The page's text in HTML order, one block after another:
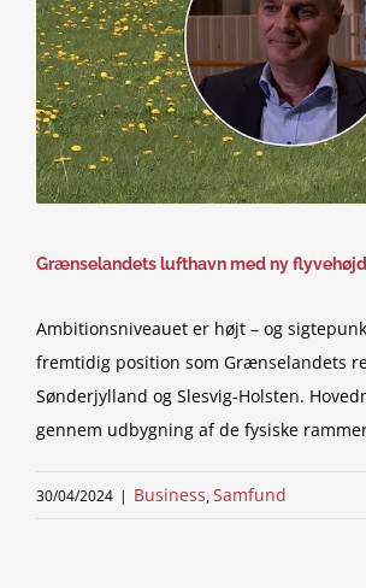
Grænselandets lufthavn med ny
Ambitionsniveauet er højt – og
fremtidig position som Grænselandets
Sønderjylland og Slesvig-Holsten.
gennem udbygning af de fysiske
30/04/2024 | Business,Samfund